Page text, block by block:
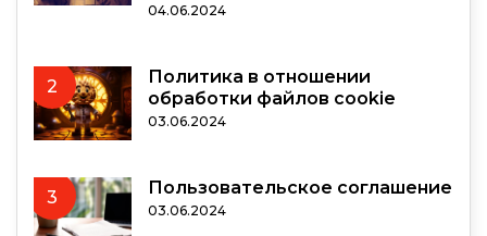
04.06.2024
2
Политика в отношении
обработки файлов cookie
03.06.2024
3 Пользовательское соглашение
03.06.2024